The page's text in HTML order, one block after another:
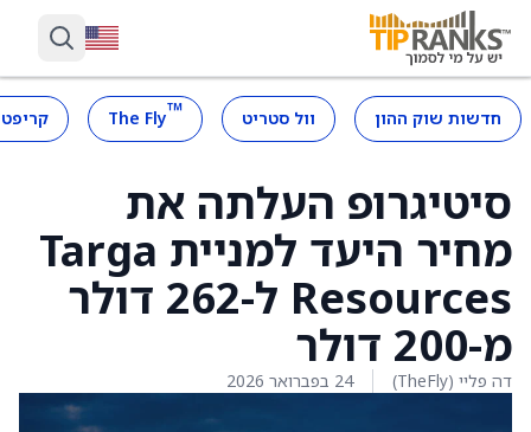
חדשות שוק ההון וול סטריט ™
The Fly
סיטיגרופ העלתה את
מחיר היעד למניית Targa
Resources ל-262 דולר
מ-200 דולר
דה פליי (TheFly) 24 בפברואר 2026